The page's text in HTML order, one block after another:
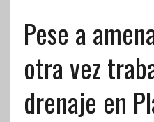
Pese a
otra vez
drenaje en